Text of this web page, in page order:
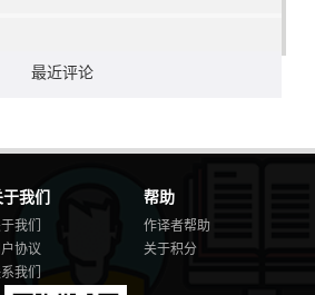
最近评论
于我们
我们
协议
我们
帮助
作译者帮助
关于积分